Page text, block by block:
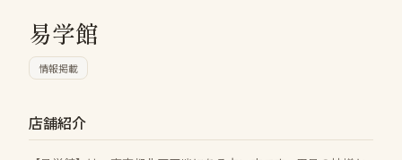
易学館
情報掲載
店舗紹介